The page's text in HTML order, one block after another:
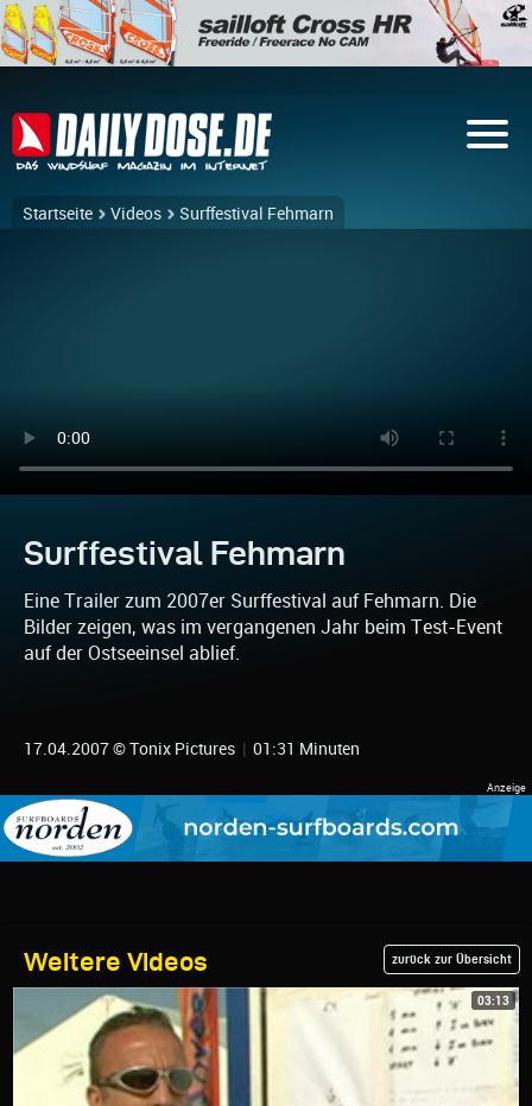
Startseite Videos Surffestival Fehmarn
Surffestival Fehmarn
Eine Trailer zum 2007er Surffestival auf Fehmarn. Die
Bilder zeigen, was im vergangenen Jahr beim Test-Event
auf der Ostseeinsel ablief.
17.04.2007 © Tonix Pictures | 01:31 Minuten
Weitere Videos zurück zur Übersicht
03:13